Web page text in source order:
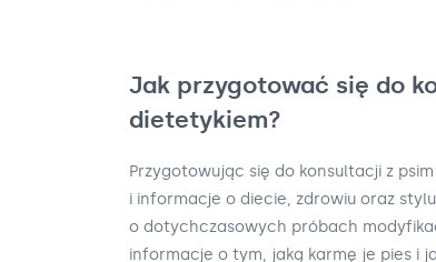
Jak przygotować się do
dietetykiem?
Przygotowując się do konsultacji z
i informacje o diecie, zdrowiu oraz
o dotychczasowych próbach
informacje o tym, jaką karmę je pies i